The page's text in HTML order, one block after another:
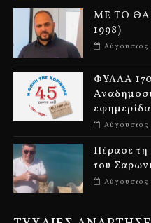
ΜΕ ΤΟ
1998)
Αύγουστος
ΦΥΛΛΑ
Αύγουστος
Πέρασε τη
του
Αύγουστος